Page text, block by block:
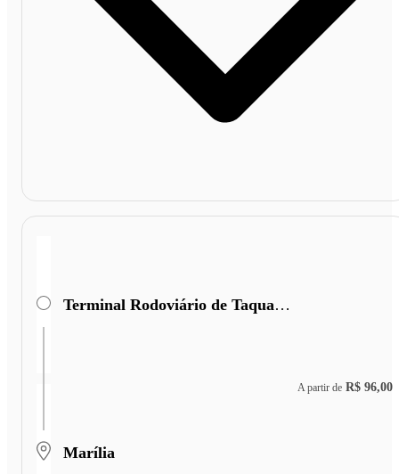
Terminal Rodoviário de Taquaritinga
Marília
A partir de R$ 96,00